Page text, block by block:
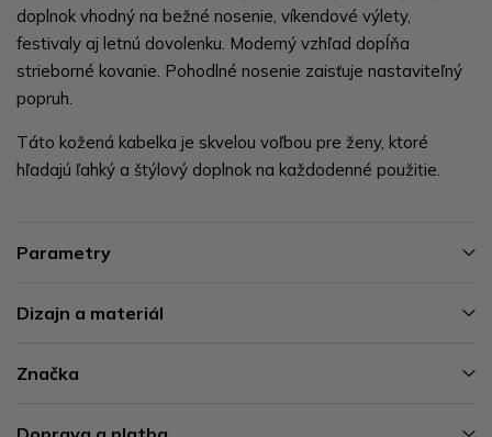
doplnok vhodný na bežné nosenie, víkendové výlety,
festivaly aj letnú dovolenku. Moderný vzhľad dopĺňa
strieborné kovanie. Pohodlné nosenie zaisťuje nastaviteľný
popruh.
Táto kožená kabelka je skvelou voľbou pre ženy, ktoré
hľadajú ľahký a štýlový doplnok na každodenné použitie.
Parametry
Dizajn a materiál
Značka